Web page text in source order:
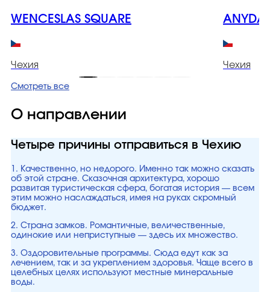
WENCESLAS SQUARE
Чехия Чехия
Смотреть все
О направлении
Четыре причины отправиться в Чехию
1. Качественно, но недорого. Именно так можно сказать
об этой стране. Сказочная архитектура, хорошо
развитая туристическая сфера, богатая история — всем
этим можно наслаждаться, имея на руках скромный
бюджет.
2. Страна замков. Романтичные, величественные,
одинокие или неприступные — здесь их множество.
3. Оздоровительные программы. Сюда едут как за
лечением, так и за укреплением здоровья. Чаще всего в
целебных целях используют местные минеральные
воды.